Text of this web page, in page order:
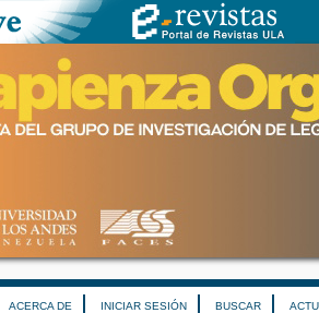
ACERCA DE INICIAR SESIÓN BUSCAR